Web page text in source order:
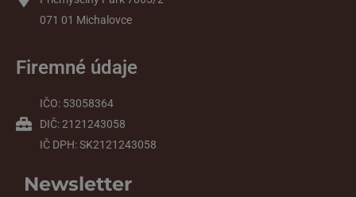
071 01 Michalovce
Firemné údaje
IČO: 53058364
DIČ: 2121243058
IČ DPH: SK2121243058
Newsletter